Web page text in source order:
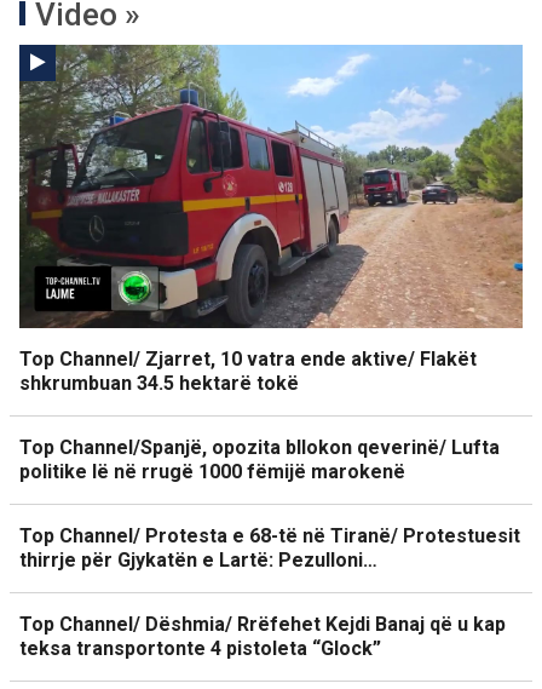
Video »
Top Channel/ Zjarret, 10 vatra ende aktive/ Flakët
shkrumbuan 34.5 hektarë tokë
Top Channel/Spanjë, opozita bllokon qeverinë/ Lufta
politike lë në rrugë 1000 fëmijë marokenë
Top Channel/ Protesta e 68-të në Tiranë/ Protestuesit
thirrje për Gjykatën e Lartë: Pezulloni…
Top Channel/ Dëshmia/ Rrëfehet Kejdi Banaj që u kap
teksa transportonte 4 pistoleta “Glock”